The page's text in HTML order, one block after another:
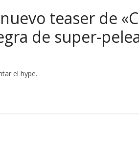
teaser de
de super-
el hype.